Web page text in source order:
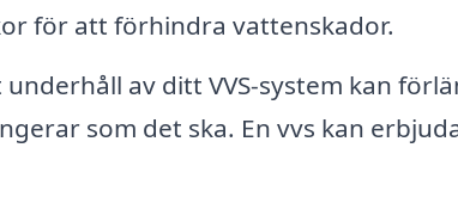
för att förhindra vattenskador.
av ditt VVS-system kan
som det ska. En vvs kan